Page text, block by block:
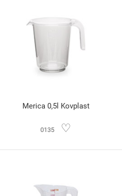
Merica 0,5l Kovplast
0135 ♡